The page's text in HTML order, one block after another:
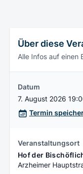
Über diese
Alle Infos auf einen
Datum
7. August 2026
Termin
Veranstaltungsort
Hof der
Arzheimer